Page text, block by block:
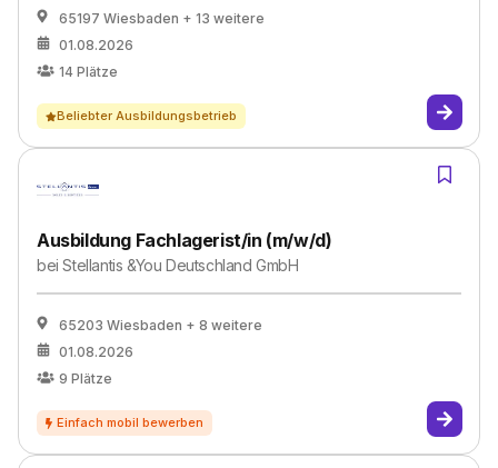
65197 Wiesbaden + 13 weitere
01.08.2026
14 Plätze
Beliebter Ausbildungsbetrieb
Ausbildung Fachlagerist/in (m/w/d)
beiStellantis &You Deutschland GmbH
65203 Wiesbaden + 8 weitere
01.08.2026
9 Plätze